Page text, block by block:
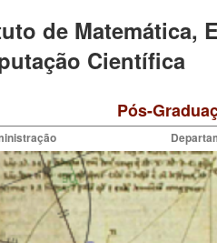
de Matemática,
Científica
Pós-